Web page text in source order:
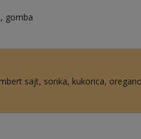
gomba
sajt sonka kukorica oregano